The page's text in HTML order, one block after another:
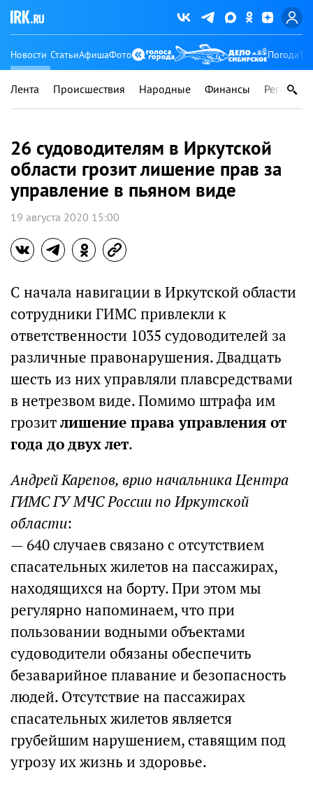
Новости СтатьиАфишаФото Погода
Лента Происшествия Народные Финансы Регионы
26 судоводителям в Иркутской
области грозит лишение прав за
управление в пьяном виде
19 августа 2020 15:00
С начала навигации в Иркутской области
сотрудники ГИМС привлекли к
ответственности 1035 судоводителей за
различные правонарушения. Двадцать
шесть из них управляли плавсредствами
в нетрезвом виде. Помимо штрафа им
грозитлишение права управления от
года до двух лет.
Андрей Карепов, врио начальника Центра
ГИМС ГУ МЧС России по Иркутской
области:
— 640 случаев связано с отсутствием
спасательных жилетов на пассажирах,
находящихся на борту. При этом мы
регулярно напоминаем, что при
пользовании водными объектами
судоводители обязаны обеспечить
безаварийное плавание и безопасность
людей. Отсутствие на пассажирах
спасательных жилетов является
грубейшим нарушением, ставящим под
угрозу их жизнь и здоровье.